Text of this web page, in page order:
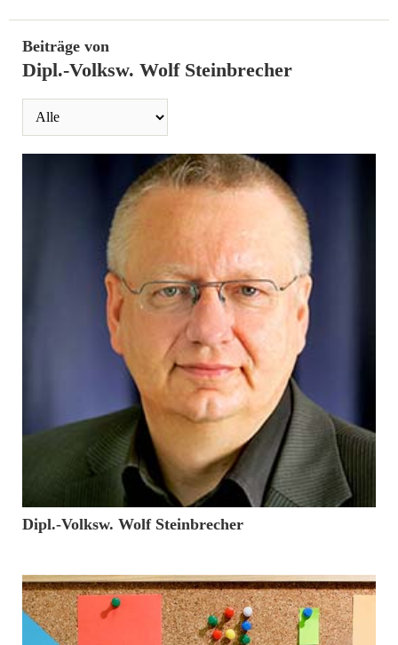
Beiträge von
Dipl.-Volksw. Wolf Steinbrecher
17. März 2017
Dipl.-Volksw. Wolf Steinbrecher